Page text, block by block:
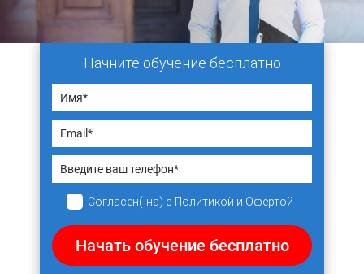
Начните обучение бесплатно
Согласен(-на) с Политикой и Офертой
Начать обучение бесплатно